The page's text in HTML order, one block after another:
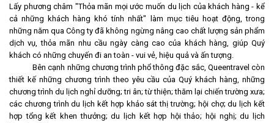
Lấy phương châm "Thỏa mãn mọi ước muốn du lịch của khách hàng - kể
cả những khách hàng khó tính nhất" làm mục tiêu hoạt động, trong
những năm qua Công ty đã không ngừng nâng cao chất lượng sản phẩm
dịch vụ, thỏa mãn nhu cầu ngày càng cao của khách hàng, giúp Quý
khách có những chuyến đi an toàn - vui vẻ, hiệu quả và ấn tượng.
Bên cạnh những chương trình phổ thông đặc sắc, Queentravel còn
thiết kế những chương trình theo yêu cầu của Quý khách hàng, những
chương trình du lịch nghỉ dưỡng; tri ân; từ thiện; thăm lại chiến trường xưa;
các chương trình du lịch kết hợp khảo sát thị trường; hội chợ; du lịch kết
hợp tổng kết khen thưởng; du lịch kết hợp hội thảo; hội nghị; du lịch